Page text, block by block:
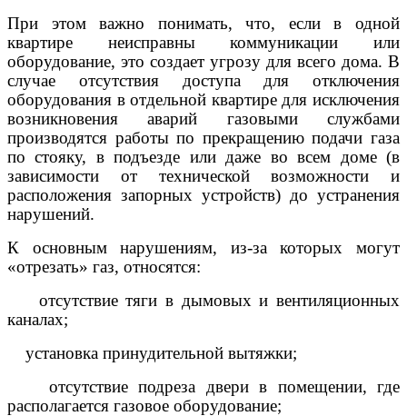
При этом важно понимать, что, если в одной
квартире неисправны коммуникации или
оборудование, это создает угрозу для всего дома. В
случае отсутствия доступа для отключения
оборудования в отдельной квартире для исключения
возникновения аварий газовыми службами
производятся работы по прекращению подачи газа
по стояку, в подъезде или даже во всем доме (в
зависимости от технической возможности и
расположения запорных устройств) до устранения
нарушений.
К основным нарушениям, из-за которых могут
«отрезать» газ, относятся:
отсутствие тяги в дымовых и вентиляционных
каналах;
установка принудительной вытяжки;
отсутствие подреза двери в помещении, где
располагается газовое оборудование;